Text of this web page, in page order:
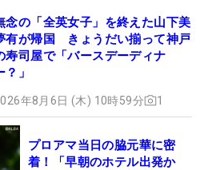
念の「全英女子」を終えた山下美
有が帰国 きょうだい揃って神戸
寿司屋で「バースデーディナ
？」
年8月6日 (木) 10時59分 1
プロアマ当日の脇元華に密
着！「早朝のホテル出発か